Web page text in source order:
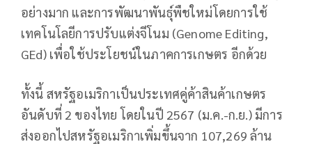
อย่างมาก และการพัฒนาพันธุ์พืชใหม่โดยการใช้
เทคโนโลยีการปรับแต่งจีโนม (Genome Editing,
GEd) เพื่อใช้ประโยชน์ในภาคการเกษตร อีกด้วย
ทั้งนี้ สหรัฐอเมริกาเป็นประเทศคู่ค้าสินค้าเกษตร
อันดับที่ 2 ของไทย โดยในปี 2567 (ม.ค.-ก.ย.) มีการ
ส่งออกไปสหรัฐอเมริกาเพิ่มขึ้นจาก 107,269 ล้าน